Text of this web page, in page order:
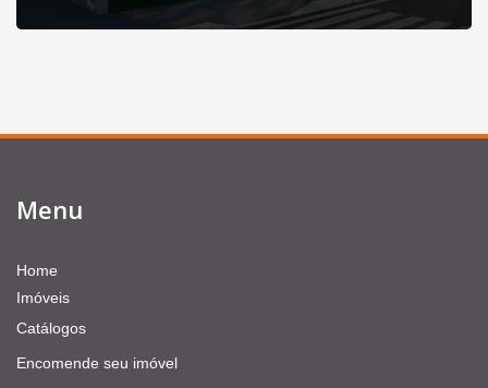
Menu
Home
Imóveis
Catálogos
Encomende seu imóvel